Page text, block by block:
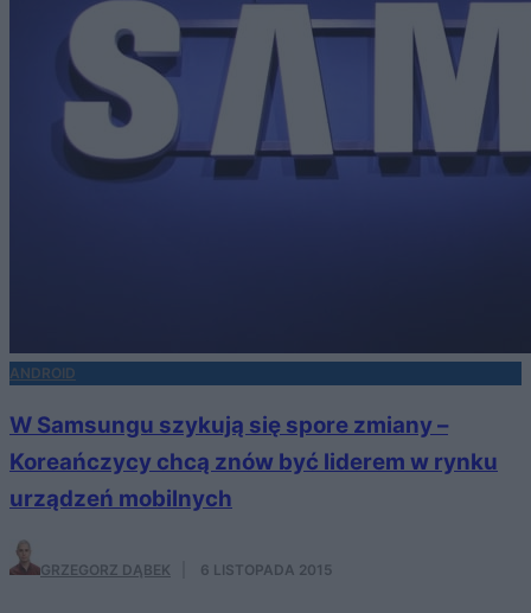
ANDROID
W Samsungu szykują się spore zmiany –
Koreańczycy chcą znów być liderem w rynku
urządzeń mobilnych
GRZEGORZ DĄBEK 6 LISTOPADA 2015